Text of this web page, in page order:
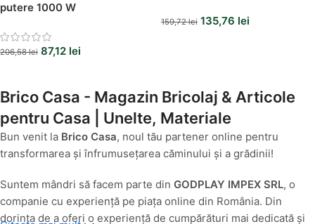
putere 1000 W
206,58lei 87,12 lei
159,72lei 135,76 lei
Brico Casa - Magazin Bricolaj & Articole
pentru Casa | Unelte, Materiale
Bun venit la Brico Casa, noul tău partener online pentru
transformarea și înfrumusețarea căminului și a grădinii!
Suntem mândri să facem parte din GODPLAY IMPEX SRL, o
companie cu experiență pe piața online din România. Din
dorința de a oferi o experiență de cumpărături mai dedicată și